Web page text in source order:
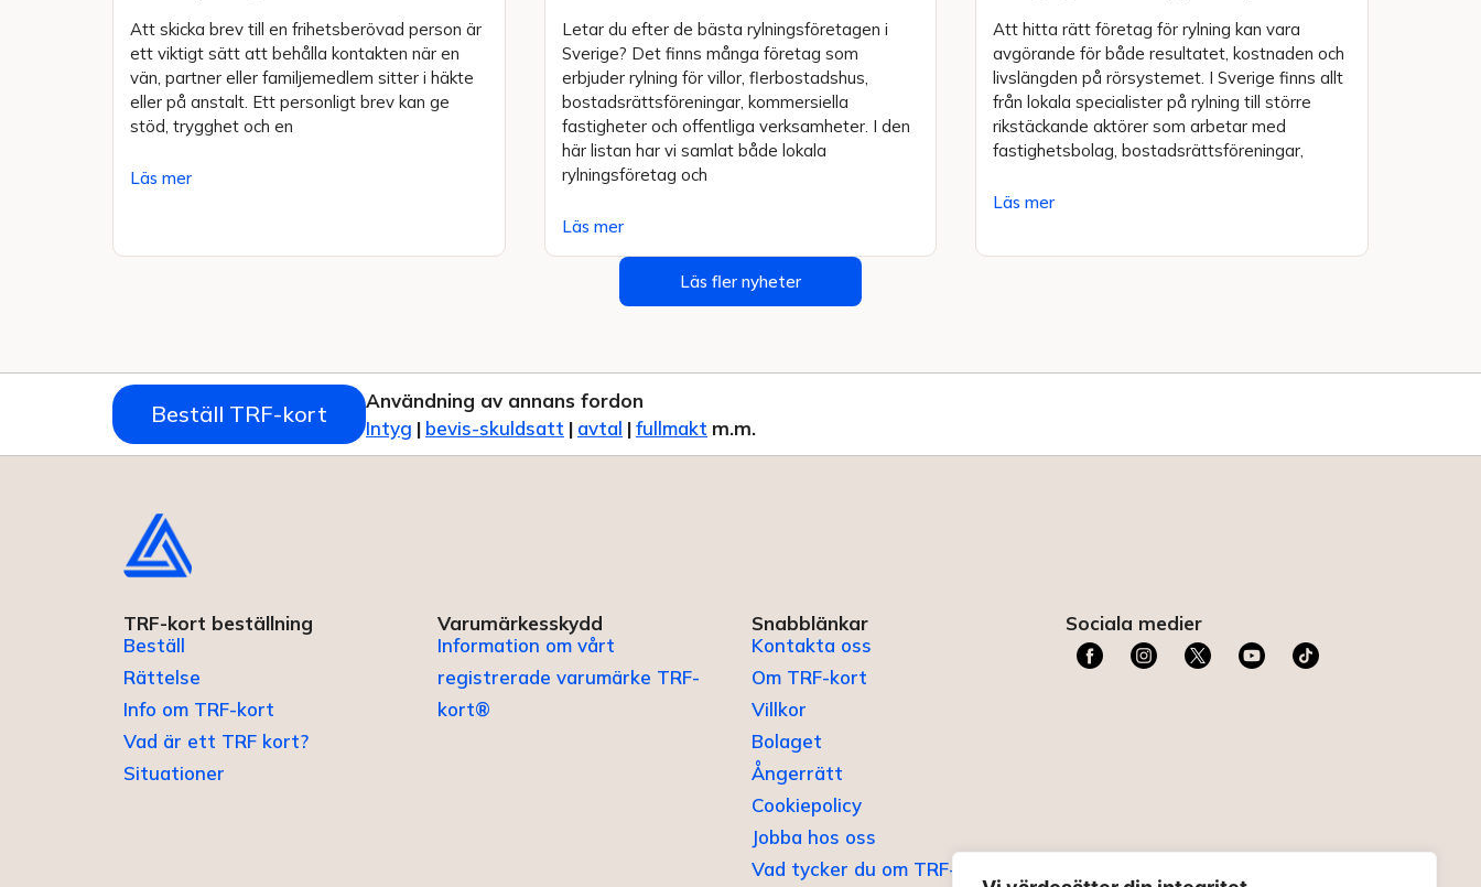
Att skicka brev till en frihetsberövad person är
ett viktigt sätt att behålla kontakten när en
vän, partner eller familjemedlem sitter i häkte
eller på anstalt. Ett personligt brev kan ge
stöd, trygghet och en
Läs mer
Letar du efter de bästa rylningsföretagen i
Sverige? Det finns många företag som
erbjuder rylning för villor, flerbostadshus,
bostadsrättsföreningar, kommersiella
fastigheter och offentliga verksamheter. I den
här listan har vi samlat både lokala
rylningsföretag och
Läs mer
Att hitta rätt företag för rylning kan vara
avgörande för både resultatet, kostnaden och
livslängden på rörsystemet. I Sverige finns allt
från lokala specialister på rylning till större
rikstäckande aktörer som arbetar med
fastighetsbolag, bostadsrättsföreningar,
Läs mer
Läs fler nyheter
Beställ TRF-kort
Användning av annans fordon
Intyg | bevis-skuldsatt | avtal |fullmakt m.m.
TRF-kort beställning
Beställ
Rättelse
Info om TRF-kort
Vad är ett TRF kort?
Situationer
Varumärkesskydd
Information om vårt
registrerade varumärke TRF-
kort®
Snabblänkar
Kontakta oss
Om TRF-kort
Villkor
Bolaget
Ångerrätt
Cookiepolicy
Jobba hos oss
Vad tycker du om TRF-kort
Sociala medier